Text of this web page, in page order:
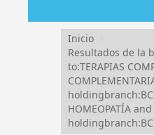
Inicio
Resultados de la
to:TERAPIAS
holdingbranch:BC
HOMEOPATÍA
holdingbranch:BC'